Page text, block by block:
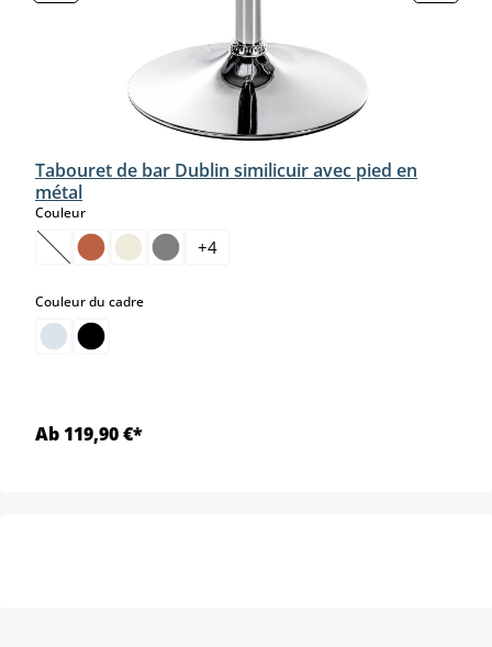
Tabouret de bar Dublin similicuir avec pied en
métal
Couleurselect
(Cette option n'est pas disponible pour le moment.)
+4
Couleur du cadreselect
Ab 119,90 €*